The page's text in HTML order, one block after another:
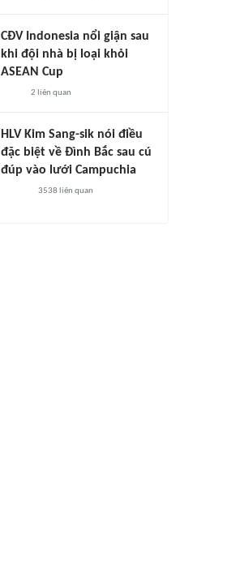
CĐV Indonesia nổi giận sau
khi đội nhà bị loại khỏi
ASEAN Cup
2 liên quan
HLV Kim Sang-sik nói điều
đặc biệt về Đình Bắc sau cú
đúp vào lưới Campuchia
3538 liên quan